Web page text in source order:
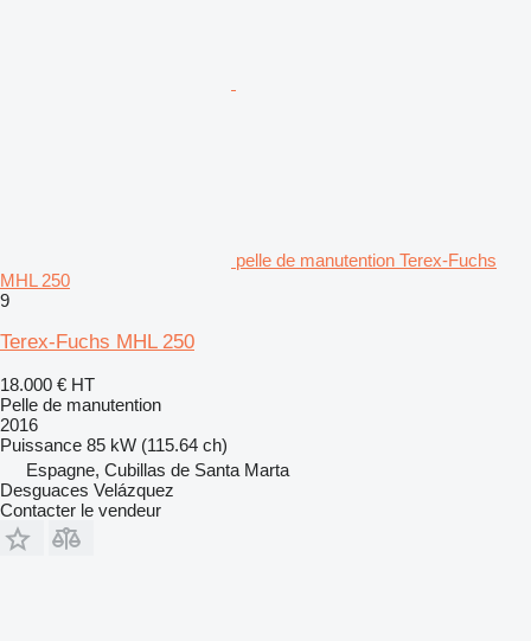
pelle de manutention Terex-Fuchs
MHL 250
9
Terex-Fuchs MHL 250
18.000 € HT
Pelle de manutention
2016
Puissance 85 kW (115.64 ch)
Espagne, Cubillas de Santa Marta
Desguaces Velázquez
Contacter le vendeur